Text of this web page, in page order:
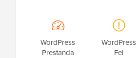
WordPress
Prestanda
WordPress
Fel